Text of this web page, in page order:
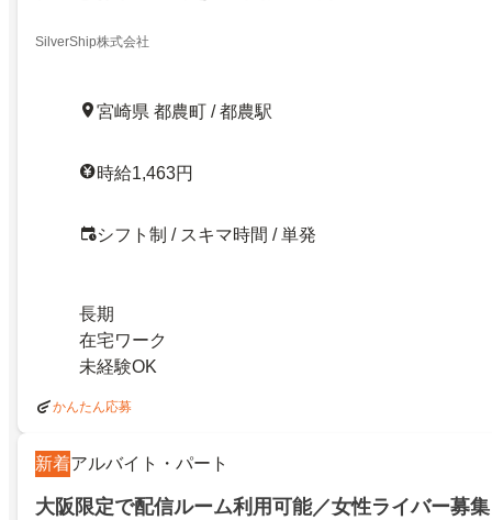
SilverShip株式会社
宮崎県 都農町 / 都農駅
時給1,463円
シフト制 / スキマ時間 / 単発
長期
在宅ワーク
未経験OK
かんたん応募
新着アルバイト・パート
大阪限定で配信ルーム利用可能／女性ライバー募集